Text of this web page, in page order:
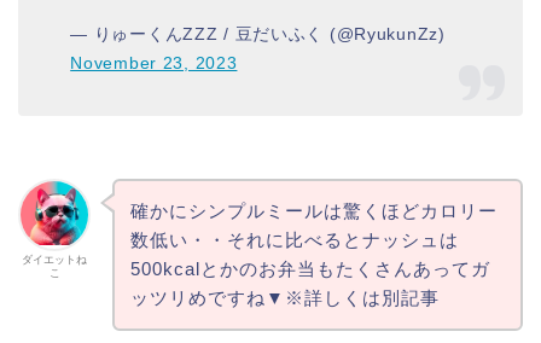
— りゅーくんZZZ / 豆だいふく (@RyukunZz)
November 23, 2023
ダイエットね
こ
確かにシンプルミールは驚くほどカロリー
数低い・・それに比べるとナッシュは
500kcalとかのお弁当もたくさんあってガ
ッツリめですね▼※詳しくは別記事